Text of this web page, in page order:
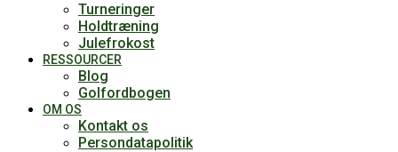
Turneringer
Holdtræning
Julefrokost
RESSOURCER
Blog
Golfordbogen
OM OS
Kontakt os
Persondatapolitik